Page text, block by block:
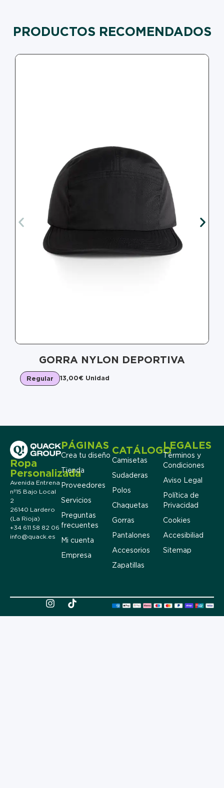
PRODUCTOS RECOMENDADOS
GORRA NYLON DEPORTIVA
Regular 13,00€ Unidad
Ropa
Personalizada
Avenida Entrena
nº15 Bajo Local
2
26140 Lardero
(La Rioja)
+34 611 58 82 06
info@quack.es
PÁGINAS
Crea tu diseño
Tienda
Proveedores
Servicios
Preguntas
frecuentes
Mi cuenta
Empresa
CATÁLOGO
Camisetas
Sudaderas
Polos
Chaquetas
Gorras
Pantalones
Accesorios
Zapatillas
LEGALES
Términos y
Condiciones
Aviso Legal
Política de
Privacidad
Cookies
Accesibiliad
Sitemap